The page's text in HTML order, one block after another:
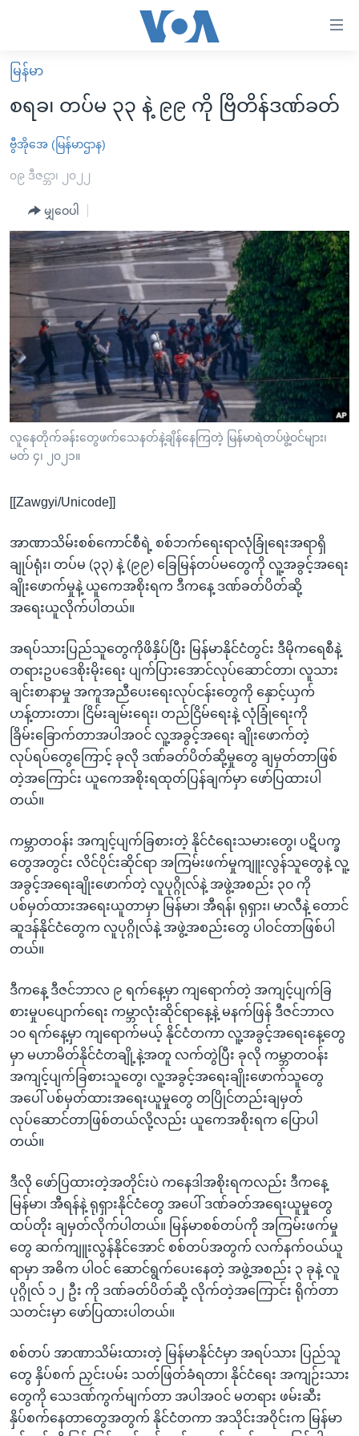
လွယ်ကူ
စေ
Link
များ
အကြောင်းအရာ
သို့
ကြည့်
ရန်
ပင်မ
အ
ညွန်း
စာမျက်နှာ
ကျော်
နေရာ
ကျော်
မူလစာမျက်နှာ
မြန်မာ
ကမ္ဘာ့သတင်းများ
နိုင်ငံတကာ
တရုတ်
အစ္စရေး-ပါလက်စတိုင်း
ဗွီဒီယို
ရပ်ဝန်းတခု လမ်းတခု အလွန်
အင်္ဂလိပ်စာလေ့လာမယ်
အမေရိကန်သုံးအီဒီယံ
မကြေးမုံရဲ့ အင်္ဂလိပ်စာ
ရုပ်ရှင်ထဲက အင်္ဂလိပ်စာ
သုတပဒေသာ အင်္ဂလိပ်စာ
အပတ်စဉ်ကဏ္ဍများ
ရေဒီယို
တီဗွီ
ရေဒီယိုနှင့်ရုပ်သံ အချက်အလက်များ
ရေဒီယို/တီဗွီအစီအစဉ်
Learning English
ဗွီအိုအေ လူမှုကွန်ယက်များ
ဘာသာစကားများ
မြန်မာ
စရခ၊ တပ်မ ၃၃ နဲ့ ၉၉ ကို ဗြိတိန်ဒဏ်ခတ်
ဗွီအိုအေ (မြန်မာဌာန)
၀၉ ဒီဇင္ဘာ၊ ၂၀၂၂
မျှဝေပါ
လူနေတိုက်ခန်းတွေဖက်သေနတ်နဲ့ချိန်နေကြတဲ့ မြန်မာရဲတပ်ဖွဲ့ဝင်များ၊
မတ် ၄၊ ၂၀၂၁။
[[Zawgyi/Unicode]]
အာဏာသိမ်းစစ်ကောင်စီရဲ့ စစ်ဘက်ရေးရာလုံခြုံရေးအရာရှိ
ချုပ်ရုံး၊ တပ်မ (၃၃) နဲ့ (၉၉) ခြေမြန်တပ်မတွေကို လူ့အခွင့်အရေး
ချိုးဖောက်မှုနဲ့ ယူကေအစိုးရက ဒီကနေ့ ဒဏ်ခတ်ပိတ်ဆို့
အရေးယူလိုက်ပါတယ်။
အရပ်သားပြည်သူတွေကိုဖိနှိပ်ပြီး မြန်မာနိုင်ငံတွင်း ဒီမိုကရေစီနဲ့
တရားဥပဒေစိုးမိုးရေး ပျက်ပြားအောင်လုပ်ဆောင်တာ၊ လူသား
ချင်းစာနာမှု အကူအညီပေးရေးလုပ်ငန်းတွေကို နှောင့်ယှက်
ဟန့်တားတာ၊ ငြိမ်းချမ်းရေး၊ တည်ငြိမ်ရေးနဲ့ လုံခြုံရေးကို
ခြိမ်းခြောက်တာအပါအဝင် လူ့အခွင့်အရေး ချိုးဖောက်တဲ့
လုပ်ရပ်တွေကြောင့် ခုလို ဒဏ်ခတ်ပိတ်ဆို့မှုတွေ ချမှတ်တာဖြစ်
တဲ့အကြောင်း ယူကေအစိုးရထုတ်ပြန်ချက်မှာ ဖော်ပြထားပါ
တယ်။
ကမ္ဘာတဝန်း အကျင့်ပျက်ခြစားတဲ့ နိုင်ငံရေးသမားတွေ၊ ပဋိပက္ခ
တွေအတွင်း လိင်ပိုင်းဆိုင်ရာ အကြမ်းဖက်မှုကျူးလွန်သူတွေနဲ့ လူ့
အခွင့်အရေးချိုးဖောက်တဲ့ လူပုဂ္ဂိုလ်နဲ့ အဖွဲ့အစည်း ၃၀ ကို
ပစ်မှတ်ထားအရေးယူတာမှာ မြန်မာ၊ အီရန်၊ ရုရှား၊ မာလီနဲ့ တောင်
ဆူဒန်နိုင်ငံတွေက လူပုဂ္ဂိုလ်နဲ့ အဖွဲ့အစည်းတွေ ပါဝင်တာဖြစ်ပါ
တယ်။
ဒီကနေ့ ဒီဇင်ဘာလ ၉ ရက်နေ့မှာ ကျရောက်တဲ့ အကျင့်ပျက်ခြ
စားမှုပပျောက်ရေး ကမ္ဘာလုံးဆိုင်ရာနေ့နဲ့ မနက်ဖြန် ဒီဇင်ဘာလ
၁၀ ရက်နေ့မှာ ကျရောက်မယ့် နိုင်ငံတကာ လူ့အခွင့်အရေးနေ့တွေ
မှာ မဟာမိတ်နိုင်ငံတချို့နဲ့အတူ လက်တွဲပြီး ခုလို ကမ္ဘာတဝန်း
အကျင့်ပျက်ခြစားသူတွေ၊ လူ့အခွင့်အရေးချိုးဖောက်သူတွေ
အပေါ် ပစ်မှတ်ထားအရေးယူမှုတွေ တပြိုင်တည်းချမှတ်
လုပ်ဆောင်တာဖြစ်တယ်လို့လည်း ယူကေအစိုးရက ပြောပါ
တယ်။
ဒီလို ဖော်ပြထားတဲ့အတိုင်းပဲ ကနေဒါအစိုးရကလည်း ဒီကနေ့
မြန်မာ၊ အီရန်နဲ့ ရုရှားနိုင်ငံတွေ အပေါ် ဒဏ်ခတ်အရေးယူမှုတွေ
ထပ်တိုး ချမှတ်လိုက်ပါတယ်။ မြန်မာစစ်တပ်ကို အကြမ်းဖက်မှု
တွေ ဆက်ကျူးလွန်နိုင်အောင် စစ်တပ်အတွက် လက်နက်ဝယ်ယူ
ရာမှာ အဓိက ပါဝင် ဆောင်ရွက်ပေးနေတဲ့ အဖွဲ့အစည်း ၃ ခုနဲ့ လူ
ပုဂ္ဂိုလ် ၁၂ ဦး ကို ဒဏ်ခတ်ပိတ်ဆို့ လိုက်တဲ့အကြောင်း ရိုက်တာ
သတင်းမှာ ဖော်ပြထားပါတယ်။
စစ်တပ် အာဏာသိမ်းထားတဲ့ မြန်မာနိုင်ငံမှာ အရပ်သား ပြည်သူ
တွေ နှိပ်စက် ညှင်းပမ်း သတ်ဖြတ်ခံရတာ၊ နိုင်ငံရေး အကျဉ်းသား
တွေကို သေဒဏ်ကွက်မျက်တာ အပါအဝင် မတရား ဖမ်းဆီး
နှိပ်စက်နေတာတွေအတွက် နိုင်ငံတကာ အသိုင်းအဝိုင်းက မြန်မာ